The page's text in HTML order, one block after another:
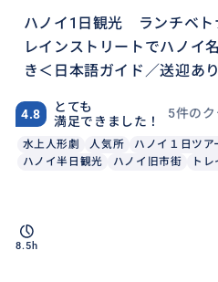
ハノイ1日観光 ランチベト
レインストリートでハノイ
き＜日本語ガイド／送迎あ
4.8
とても
満足できました！
5件のク
水上人形劇 人気所 ハノイ１日ツア
ハノイ半日観光
ハノイ旧市街 ト
8.5h